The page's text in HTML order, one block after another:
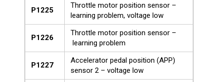
P1225
Throttle motor position sensor –
learning problem, voltage low
P1226
Throttle motor position sensor –
learning problem
P1227
Accelerator pedal position (APP)
sensor 2 – voltage low